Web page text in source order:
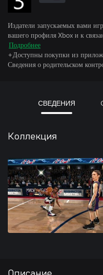
Издатели запускаемых вами
вашего профиля Xbox и к
Подробнее
+Доступны покупки из
Сведения о родительском
СВЕДЕНИЯ
Коллекция